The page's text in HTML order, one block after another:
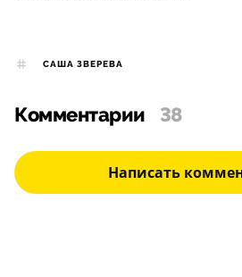
САША ЗВЕРЕВА
Комментарии 38
Написать